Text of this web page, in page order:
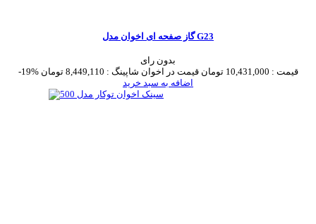
گاز صفحه ای اخوان مدل G23
بدون رای
-19%
قیمت : 10,431,000 تومان قیمت در اخوان شاپینگ : 8,449,110 تومان
اضافه به سبد خرید